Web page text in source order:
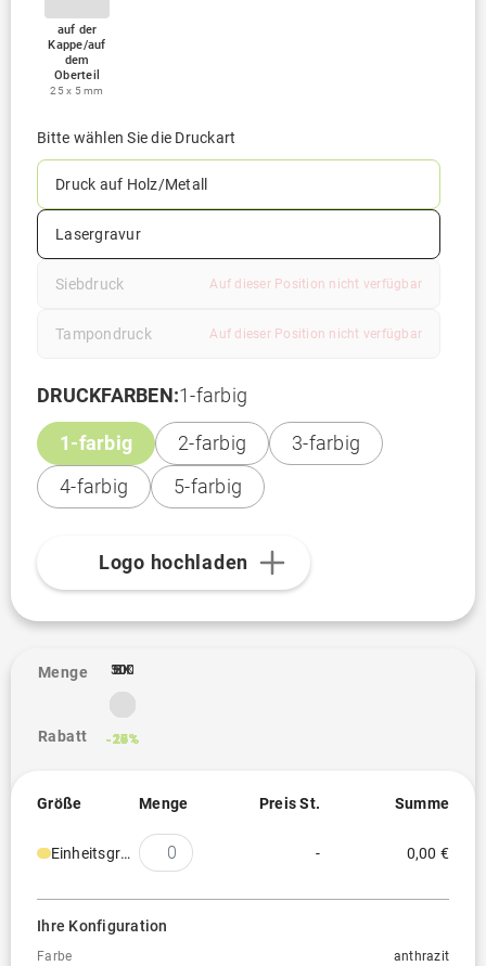
auf der
Kappe/auf
dem
Oberteil
25 x 5 mm
Bitte wählen Sie die Druckart
Druck auf Holz/Metall
Lasergravur
Siebdruck Auf dieser Position nicht verfügbar
Tampondruck Auf dieser Position nicht verfügbar
DRUCKFARBEN:1-farbig
1-farbig 2-farbig
3-farbig
4-farbig
5-farbig
Logo hochladen
Menge
Rabatt
100
300
-16%
500
-20%
1K
-25%
2K
-26%
3K
-26%
5K
-27%
10K
-28%
Größe Menge Preis St. Summe
Einheitsgröße - 0,00 €
Ihre Konfiguration
Farbe
anthrazit